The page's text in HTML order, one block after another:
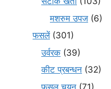
मशरुम उपज (6)
फसलें(301)
उर्वरक (39)
कीट प्रबन्धन (32)
फसल चयन (71)